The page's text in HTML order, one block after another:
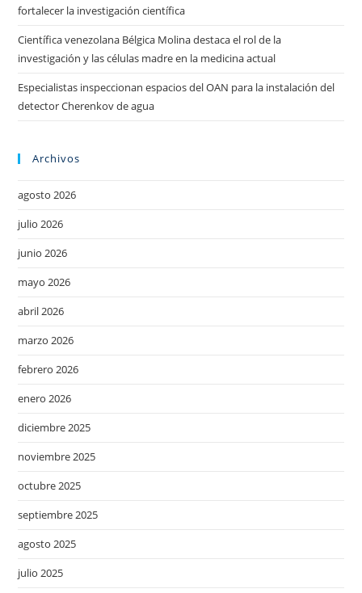
fortalecer la investigación científica
Científica venezolana Bélgica Molina destaca el rol de la
investigación y las células madre en la medicina actual
Especialistas inspeccionan espacios del OAN para la instalación del
detector Cherenkov de agua
Archivos
agosto 2026
julio 2026
junio 2026
mayo 2026
abril 2026
marzo 2026
febrero 2026
enero 2026
diciembre 2025
noviembre 2025
octubre 2025
septiembre 2025
agosto 2025
julio 2025